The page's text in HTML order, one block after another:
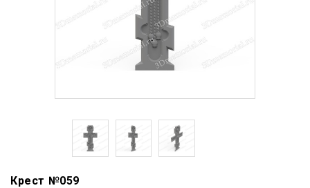
Крест №059